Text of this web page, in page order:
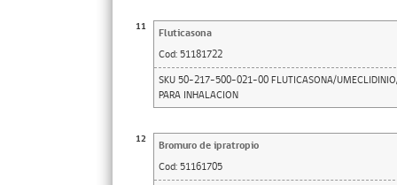
11
Fluticasona
Cod: 51181722
SKU 50-217-500-021-00 FLUTICASONA/
PARA INHALACION
12
Bromuro de ipratropio
Cod: 51161705